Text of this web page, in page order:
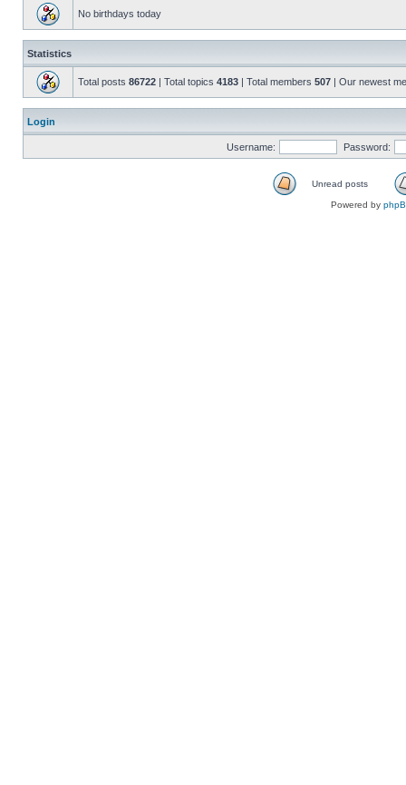
No birthdays today
Statistics
Total posts 86722 | Total topics 4183 | Total members 507 | Our newest
Login
Username: Password:
Unread posts
Powered by